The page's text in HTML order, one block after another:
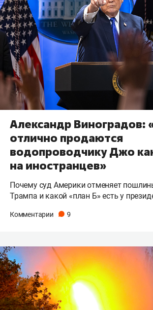
Александр Виноградов:
отлично продаются
водопроводчику Джо
на иностранцев»
Почему суд Америки отменяет
Трампа и какой «план Б» есть у
Комментарии 9